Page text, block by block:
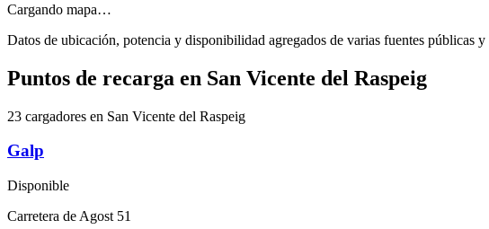
Cargando mapa…
Datos de ubicación, potencia y disponibilidad agregados de varias fuentes públicas
Puntos de recarga en San Vicente del Raspeig
23 cargadores en San Vicente del Raspeig
Galp
Disponible
Carretera de Agost 51